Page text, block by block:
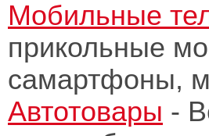
Мобильные
прикольные
самартфоны,
Автотовары -